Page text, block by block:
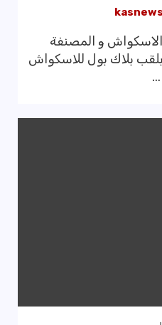
kasnews
الاسكواش و المصنفة
بلقب بلاك بول للاسكواش